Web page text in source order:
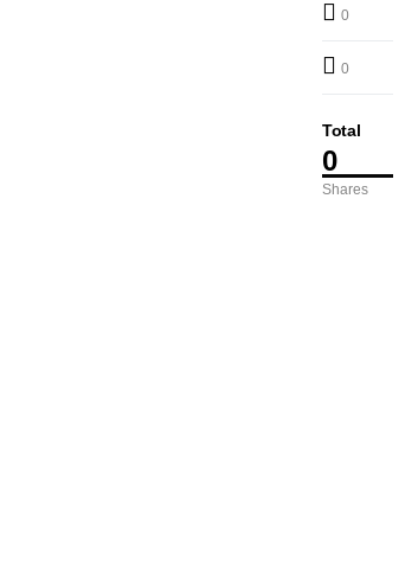
Total
0
Shares
0
0